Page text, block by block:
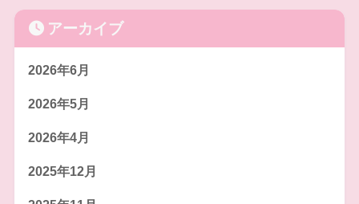
アーカイブ
2026年6月
2026年5月
2026年4月
2025年12月